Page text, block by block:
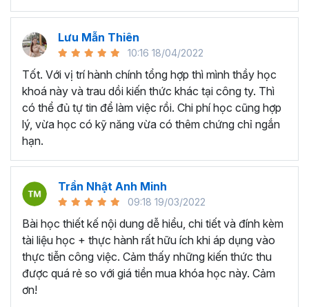
Sau khi kết thúc khóa học, học viên có thể tự tin:
Nắm rõ về bản chất công việc Hành chính Nhân sự
Từ việc tuyển dụng đến quản lý hành chính, tiền lương,
pháp chế và bảo hiểm, chúng ta phải hiểu được nhiệm vụ
và biết mình cần phải làm gì đối với các đầu công việc như
này.
Hiểu biết sâu về luật lao động và quy định nhân sự
giúp hỗ trợ ban giám đốc giải quyết các vấn đề phát sinh
chức ngày càng phát triển hơn.
Biết áp dụng kiến thức vừa học vào thực tế công
việcđể tận dụng cơ hội việc làm trong lĩnh vực hành
chính nhân sự.
Tối ưu hóa quá trình làm việc hàng ngày : biết cách
tạo và tối ưu quy trình làm việc từ quản lý công văn, hợp
đồng, đồ dùng, văn phòng phẩm, tài sản cố định, tạo
chương trình quản lý nhân sự, đến xây dựng bảng chấm
Lưu Mẫn Thiên
10:16 18/04/2022
Tốt. Với vị trí hành chính tổng hợp thì mình thầy học
khoá này và trau dồi kiến thức khác tại công ty. Thì
có thể đủ tự tin để làm việc rồi. Chi phí học cũng hợp
lý, vừa học có kỹ năng vừa có thêm chứng chỉ ngắn
hạn.
Trần Nhật Anh Minh
09:18 19/03/2022
Bài học thiết kế nội dung dễ hiểu, chi tiết và đính kèm
tài liệu học + thực hành rất hữu ích khi áp dụng vào
thực tiễn công việc. Cảm thấy những kiến thức thu
được quá rẻ so với giá tiền mua khóa học này. Cảm
ơn!